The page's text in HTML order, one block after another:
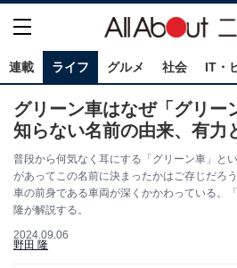
連載 ライフ グルメ 社会 IT・
グリーン車はなぜ「グリー
知らない名前の由来、有力
普段から何気なく耳にする「グリーン車」と
があってこの名前に決まったかはご存じだろ
車の前身である車両が深くかかわっている。
隆が解説する。
2024.09.06
野田 隆